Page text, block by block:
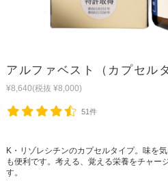
アルファベスト（カプセル
¥8,640(税抜 ¥8,000)
51件
K・リゾレシチンのカプセルタイプ。味を
も便利です。考える、覚える栄養をチャー
す。